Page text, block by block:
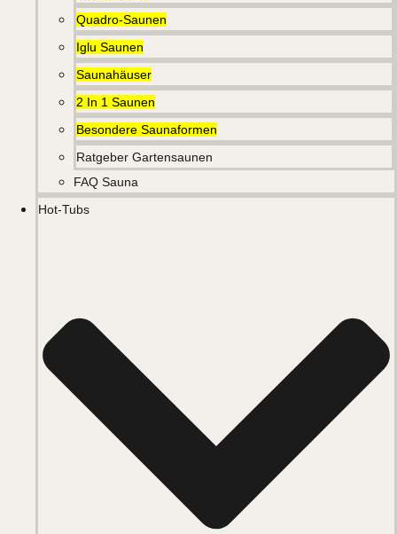
Quadro-Saunen
Iglu Saunen
Saunahäuser
2 In 1 Saunen
Besondere Saunaformen
Ratgeber Gartensaunen
FAQ Sauna
Hot-Tubs